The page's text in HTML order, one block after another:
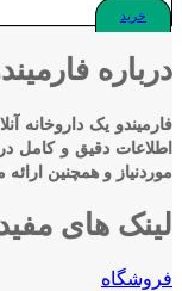
خرید
درباره
فارمیندو یک داروخانه
موردنیاز و همچنین
لینک های
فروشگاه